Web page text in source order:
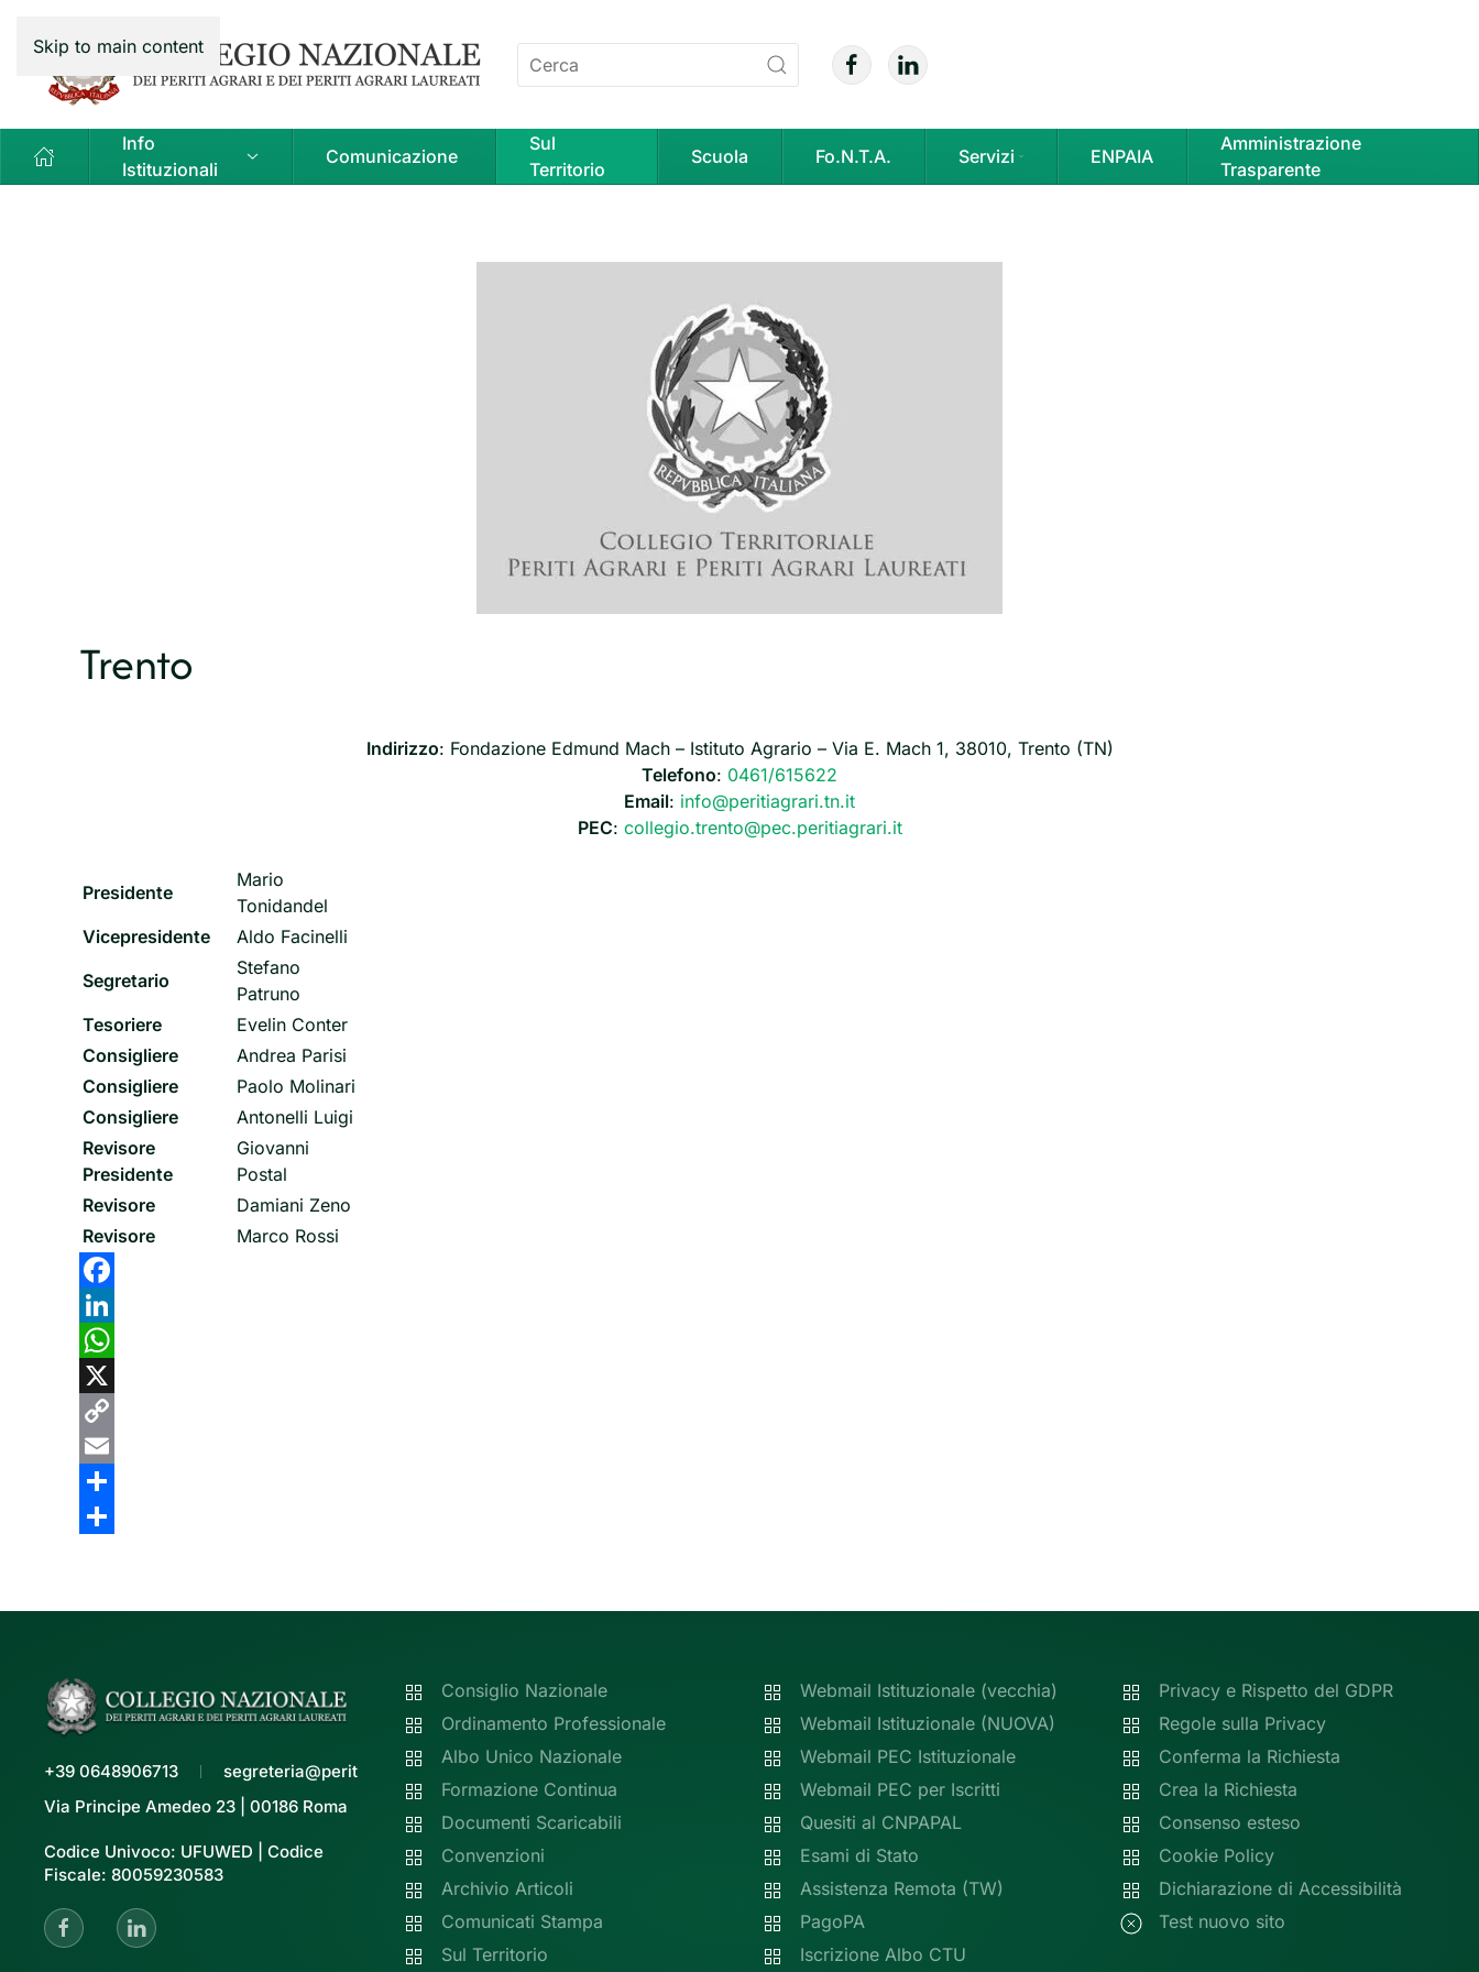
Skip to main content
Info
Istituzionali
Comunicazione
Sul
Territorio
Scuola Fo.N.T.A. Servizi ENPAIA
Amministrazione
Trasparente
Trento
Indirizzo: Fondazione Edmund Mach – Istituto Agrario – Via E. Mach 1, 38010, Trento (TN)
Telefono: 0461/615622
Email: info@peritiagrari.tn.it
PEC: collegio.trento@pec.peritiagrari.it
Presidente
Mario
Tonidandel
Vicepresidente
Aldo Facinelli
Segretario
Stefano
Patruno
Tesoriere
Evelin Conter
Consigliere
Andrea Parisi
Consigliere
Paolo Molinari
Consigliere
Antonelli Luigi
Revisore
Presidente
Giovanni
Postal
Revisore
Damiani Zeno
Revisore
Marco Rossi
Facebook
LinkedIn
WhatsApp
X
Copy
Link
Email
Share
+39 0648906713
segreteria@peritiagrari.it
Via Principe Amedeo 23 | 00186 Roma
Codice Univoco: UFUWED | Codice
Fiscale: 80059230583
Consiglio Nazionale
Ordinamento Professionale
Albo Unico Nazionale
Formazione Continua
Documenti Scaricabili
Convenzioni
Archivio Articoli
Comunicati Stampa
Sul Territorio
Webmail Istituzionale (vecchia)
Webmail Istituzionale (NUOVA)
Webmail PEC Istituzionale
Webmail PEC per Iscritti
Quesiti al CNPAPAL
Esami di Stato
Assistenza Remota (TW)
PagoPA
Iscrizione Albo CTU
Privacy e Rispetto del GDPR
Regole sulla Privacy
Conferma la Richiesta
Crea la Richiesta
Consenso esteso
Cookie Policy
Dichiarazione di Accessibilità
Test nuovo sito